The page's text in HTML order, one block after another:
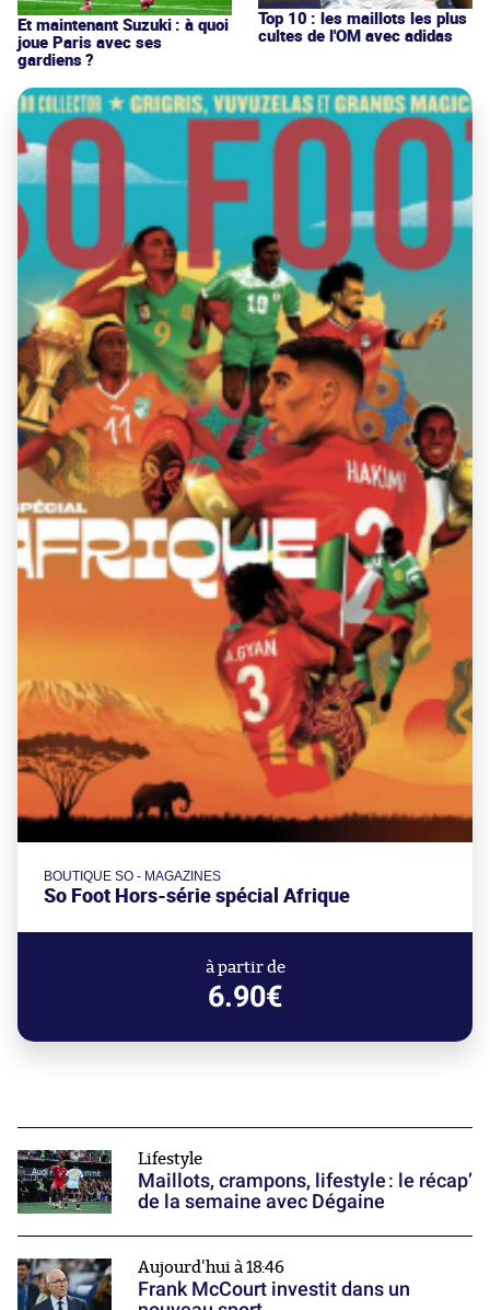
Et maintenant Suzuki : à quoi
joue Paris avec ses
gardiens ?
Top 10 : les maillots les plus
cultes de l'OM avec adidas
BOUTIQUE SO - MAGAZINES
So Foot Hors-série spécial Afrique
à partir de
6.90€
Lifestyle
Maillots, crampons, lifestyle : le récap’
de la semaine avec Dégaine
Aujourd'hui à 18:46
Frank McCourt investit dans un